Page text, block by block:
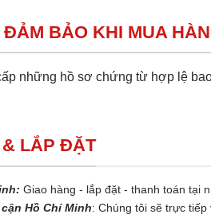
BẢO KHI MUA
những hồ sơ chứng từ hợp lệ
& LẮP ĐẶT
Giao hàng - lắp đặt - thanh toán tại
Hồ Chí Minh: Chúng tôi sẽ trực